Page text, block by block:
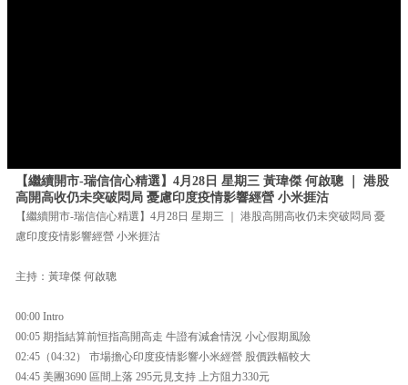
【繼續開市-瑞信信心精選】4月28日 星期三 黃瑋傑 何啟聰 ｜ 港股
高開高收仍未突破悶局 憂慮印度疫情影響經營 小米捱沽
【繼續開市-瑞信信心精選】4月28日 星期三 ｜ 港股高開高收仍未突破悶局 憂
慮印度疫情影響經營 小米捱沽
主持：黃瑋傑 何啟聰
00:00 Intro
00:05 期指結算前恒指高開高走 牛證有減倉情況 小心假期風險
02:45（04:32） 市場擔心印度疫情影響小米經營 股價跌幅較大
04:45 美團3690 區間上落 295元見支持 上方阻力330元